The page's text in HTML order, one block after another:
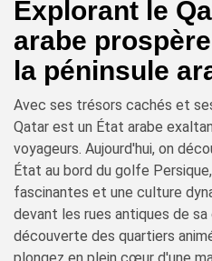
Explorant le
arabe
la péninsule
Avec ses trésors cachés et
Qatar est un État arabe
voyageurs. Aujourd'hui, on
État au bord du golfe
fascinantes et une culture
devant les rues antiques de
découverte des quartiers